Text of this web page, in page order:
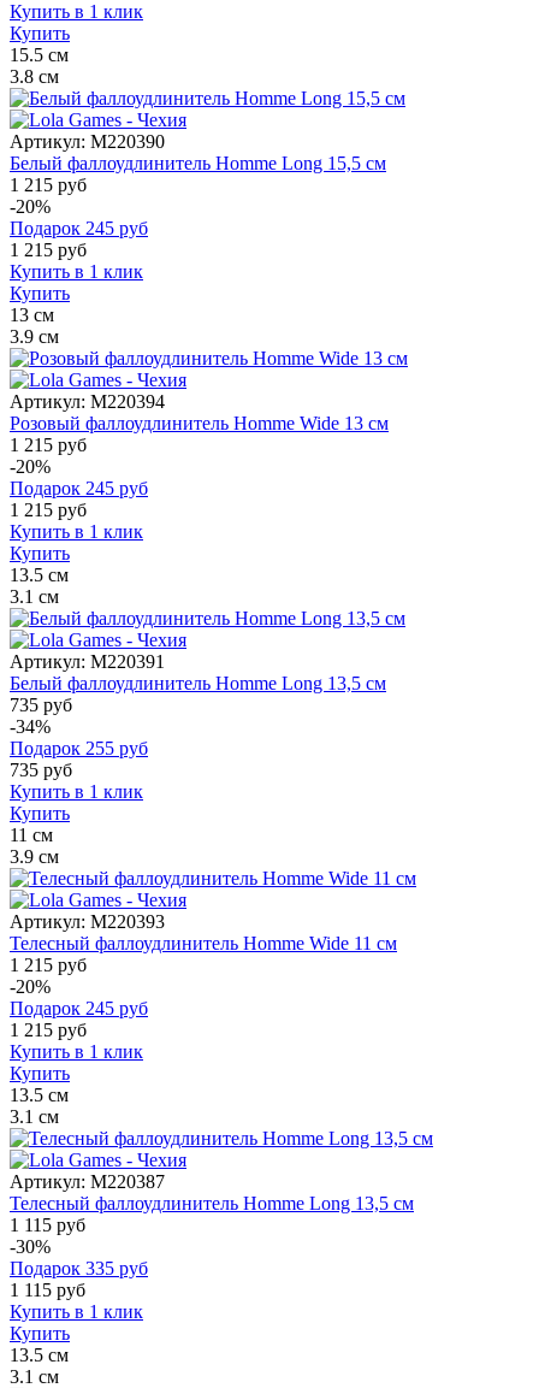
Купить в 1 клик
Купить
15.5 см
3.8 см
Артикул: M220390
Белый фаллоудлинитель Homme Long 15,5 см
1 215 руб
-20%
Подарок 245 руб
1 215 руб
Купить в 1 клик
Купить
13 см
3.9 см
Артикул: M220394
Розовый фаллоудлинитель Homme Wide 13 см
1 215 руб
-20%
Подарок 245 руб
1 215 руб
Купить в 1 клик
Купить
13.5 см
3.1 см
Артикул: M220391
Белый фаллоудлинитель Homme Long 13,5 см
735 руб
-34%
Подарок 255 руб
735 руб
Купить в 1 клик
Купить
11 см
3.9 см
Артикул: M220393
Телесный фаллоудлинитель Homme Wide 11 см
1 215 руб
-20%
Подарок 245 руб
1 215 руб
Купить в 1 клик
Купить
13.5 см
3.1 см
Артикул: M220387
Телесный фаллоудлинитель Homme Long 13,5 см
1 115 руб
-30%
Подарок 335 руб
1 115 руб
Купить в 1 клик
Купить
13.5 см
3.1 см